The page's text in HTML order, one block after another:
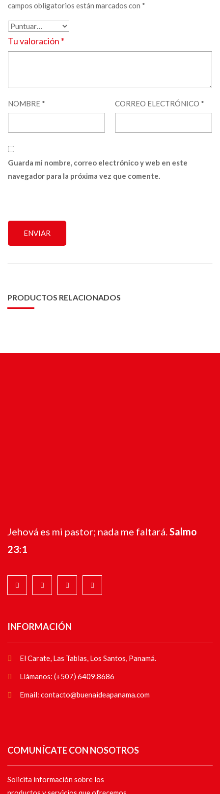
campos obligatorios están marcados con *
Tu valoración *
NOMBRE * CORREO ELECTRÓNICO *
Guarda mi nombre, correo electrónico y web en este
navegador para la próxima vez que comente.
PRODUCTOS RELACIONADOS
Jehová es mi pastor; nada me faltará. Salmo
23:1
INFORMACIÓN
El Carate, Las Tablas, Los Santos, Panamá.
Llámanos: (+507) 6409.8686
Email: contacto@buenaideapanama.com
COMUNÍCATE CON NOSOTROS
Solicita información sobre los